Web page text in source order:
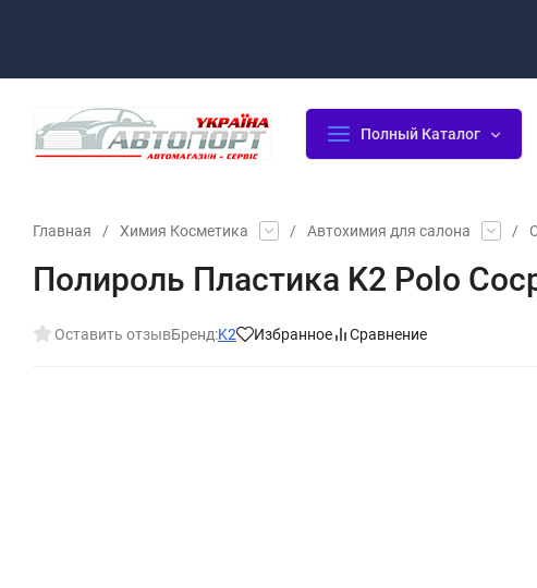
Полный Каталог
Главная / Химия Косметика / Автохимия для салона /
Полироль Пластика K2 Polo
Оставить отзывБренд:K2 Избранное Сравнение